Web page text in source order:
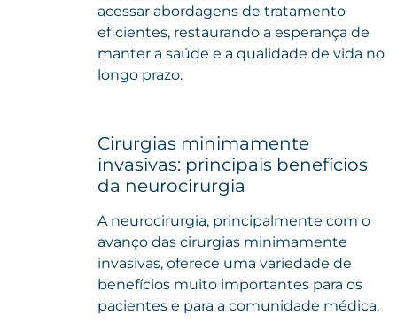
acessar abordagens de tratamento
eficientes, restaurando a esperança de
manter a saúde e a qualidade de vida no
longo prazo.
Cirurgias minimamente
invasivas: principais benefícios
da neurocirurgia
A neurocirurgia, principalmente com o
avanço das cirurgias minimamente
invasivas, oferece uma variedade de
benefícios muito importantes para os
pacientes e para a comunidade médica.